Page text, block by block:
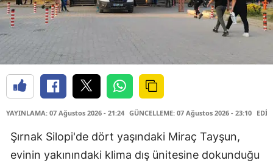
YAYINLAMA: 07 Ağustos 2026 - 21:24 GÜNCELLEME: 07 Ağustos 2026 - 23:10
Şırnak Silopi'de dört yaşındaki Miraç Tayşun,
evinin yakınındaki klima dış ünitesine dokunduğu